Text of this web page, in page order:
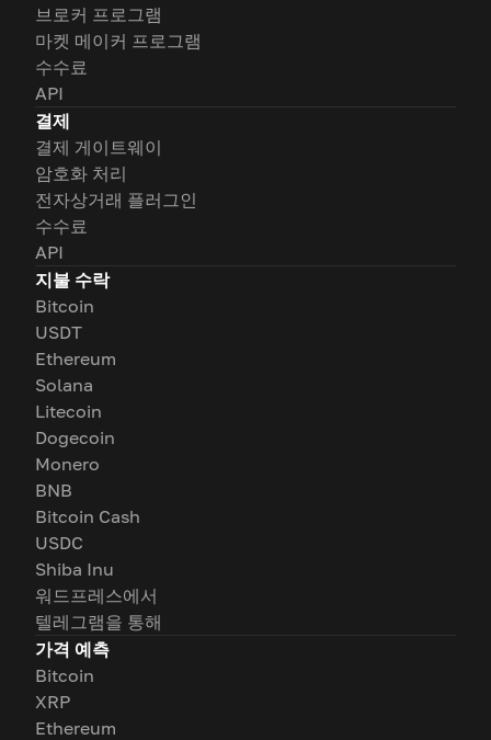
브로커 프로그램
마켓 메이커 프로그램
수수료
API
결제
결제 게이트웨이
암호화 처리
전자상거래 플러그인
수수료
API
지불 수락
Bitcoin
USDT
Ethereum
Solana
Litecoin
Dogecoin
Monero
BNB
Bitcoin Cash
USDC
Shiba Inu
워드프레스에서
텔레그램을 통해
가격 예측
Bitcoin
XRP
Ethereum